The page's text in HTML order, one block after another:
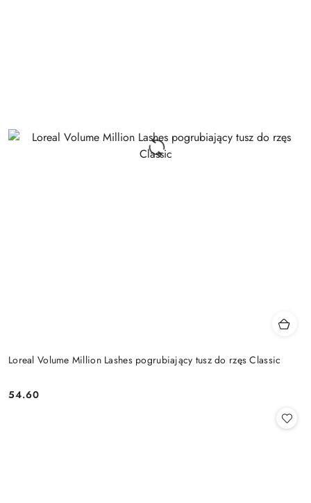
Loreal Volume Million Lashes pogrubiający tusz do rzęs Classic
Cena:
54.60